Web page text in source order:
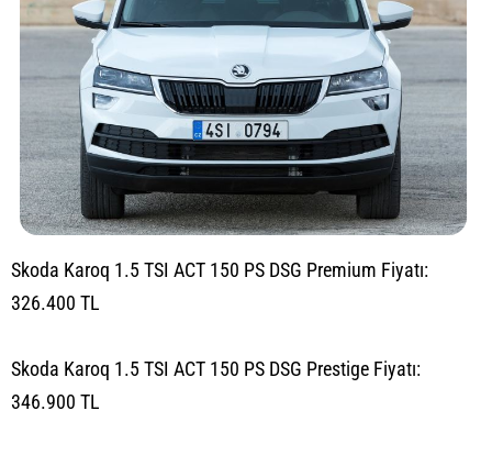
Skoda Karoq 1.5 TSI ACT 150 PS DSG Premium Fiyatı:
326.400 TL
Skoda Karoq 1.5 TSI ACT 150 PS DSG Prestige Fiyatı:
346.900 TL